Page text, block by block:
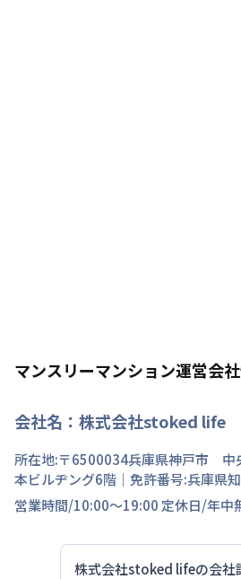
マンスリーマンション運営会
会社名： 株式会社stoked life
所在地:〒6500034兵庫県神戸市 中
本ビルヂング6階 ｜免許番号:兵庫県
営業時間/10:00～19:00 定休日/年中
株式会社stoked lifeの会社